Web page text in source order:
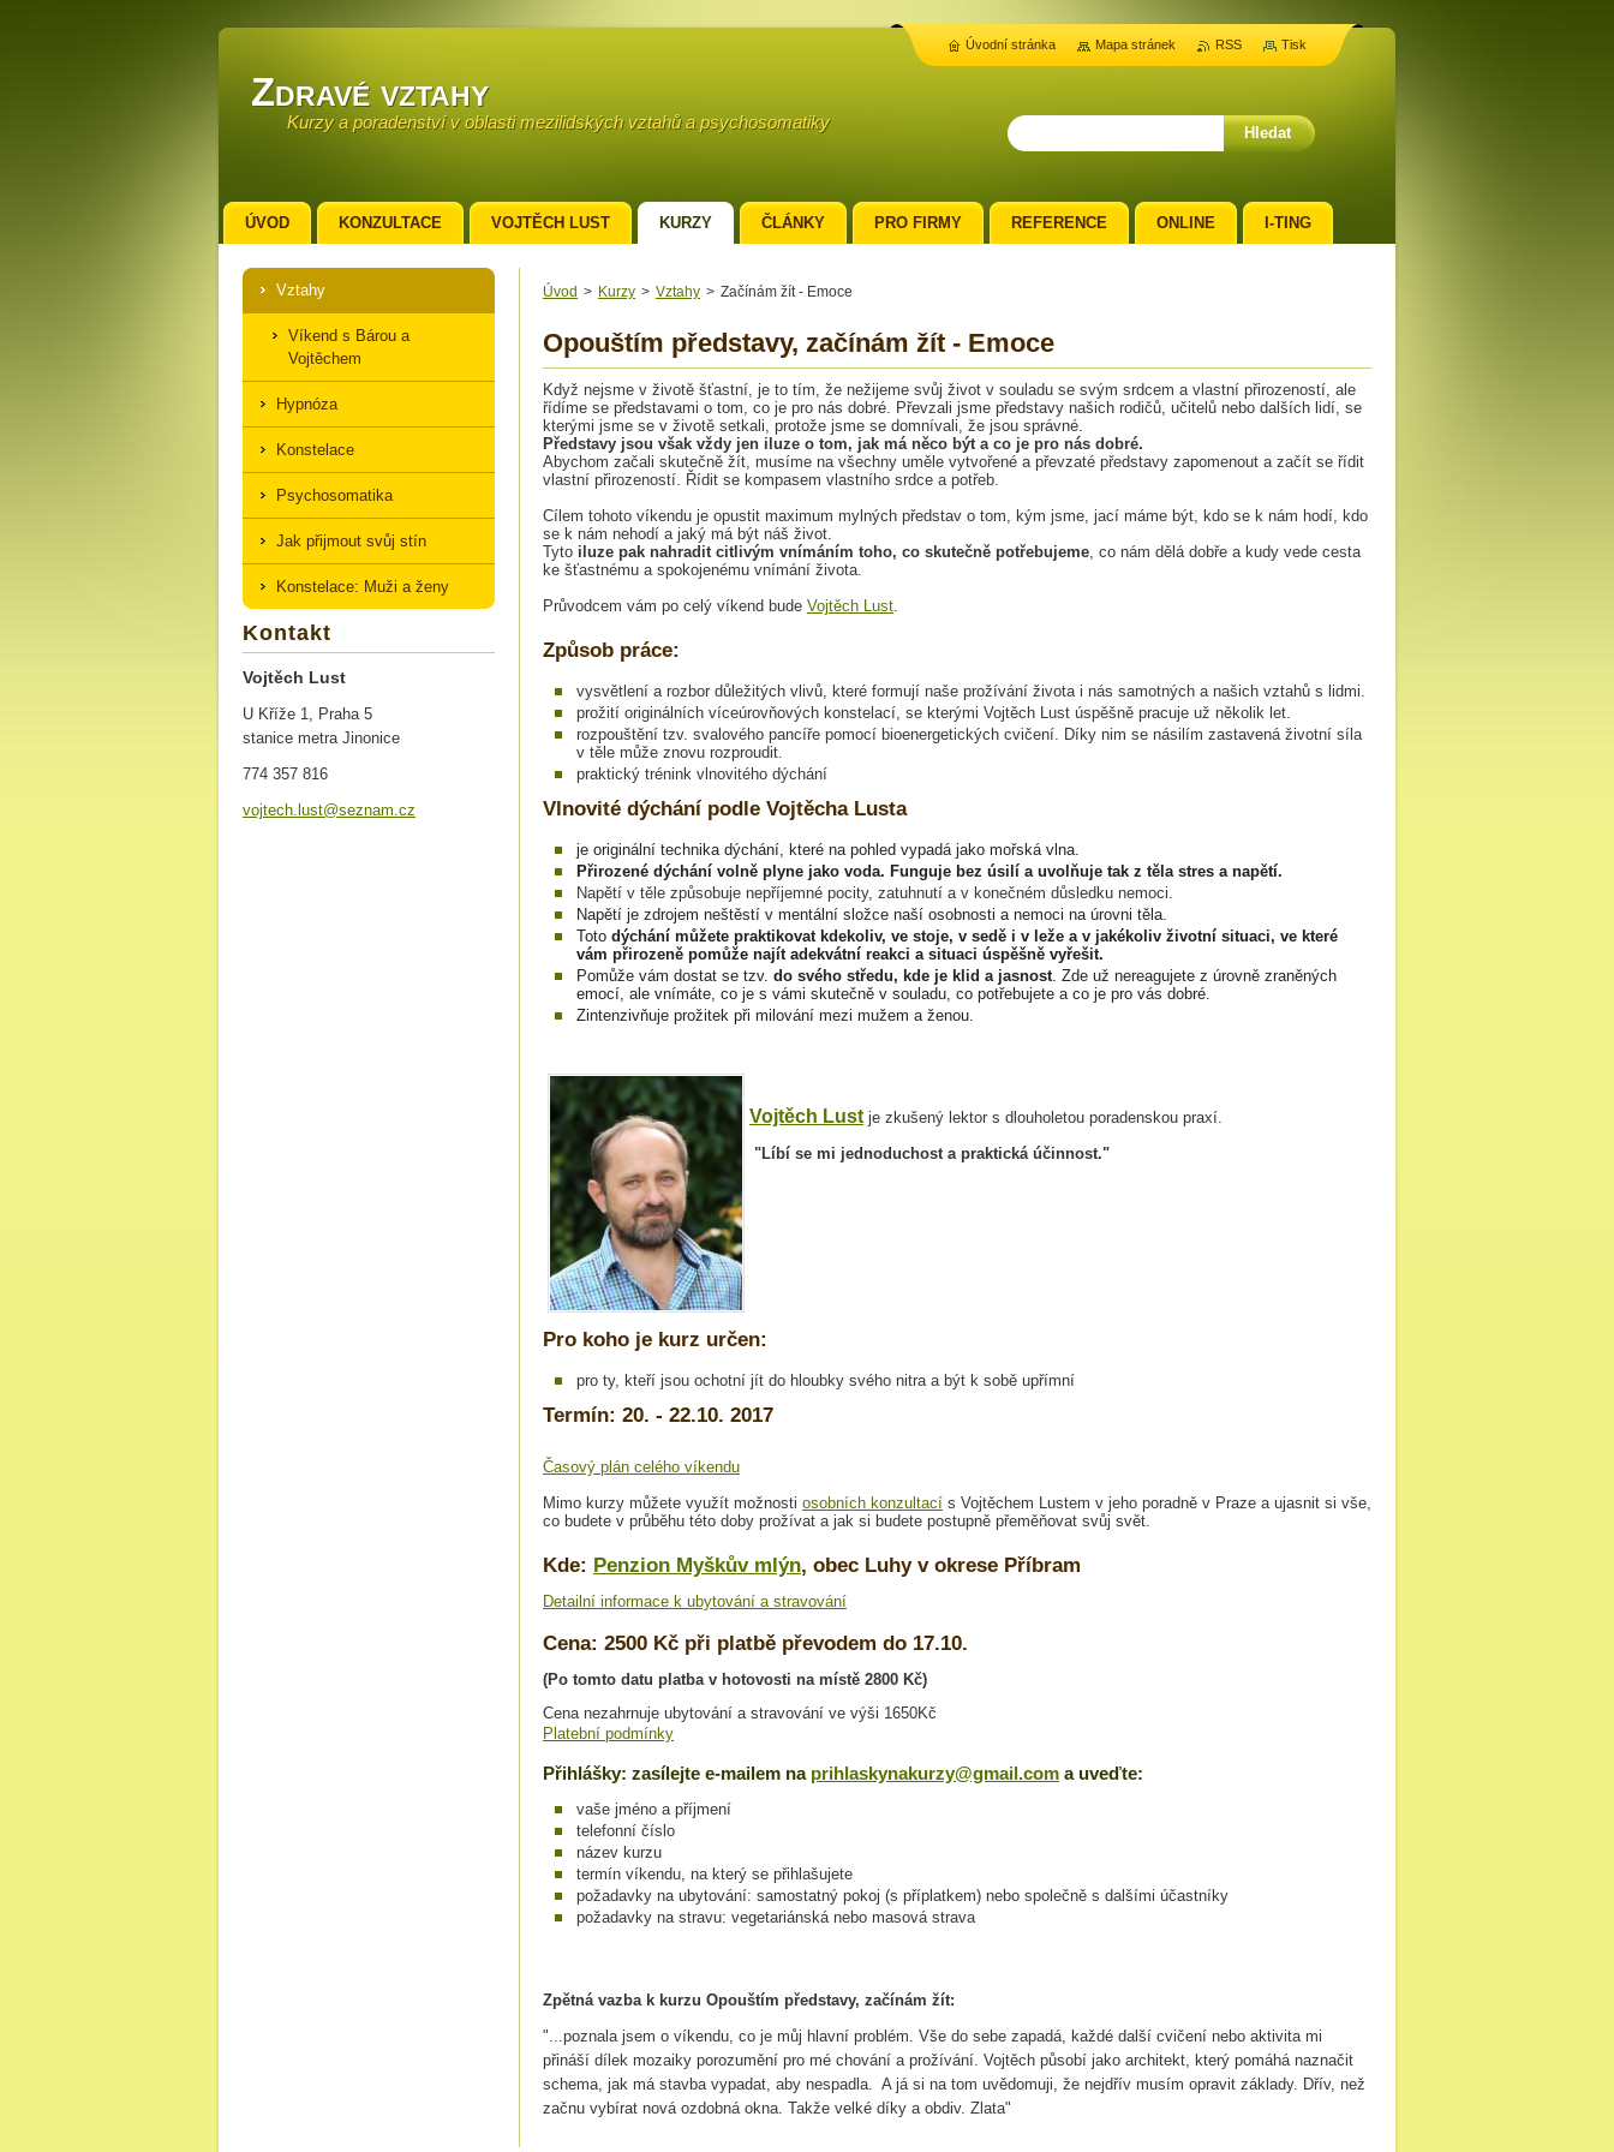
Zdravé vztahy
Kurzy a poradenství v oblasti mezilidských vztahů a psychosomatiky
Úvod > Kurzy > Vztahy > Začínám žít - Emoce
Opouštím představy, začínám žít - Emoce
Když nejsme v životě šťastní, je to tím, že nežijeme svůj život v souladu se svým srdcem a vlastní přirozeností, ale
řídíme se představami o tom, co je pro nás dobré. Převzali jsme představy našich rodičů, učitelů nebo dalších lidí, se
kterými jsme se v životě setkali, protože jsme se domnívali, že jsou správné.
Představy jsou však vždy jen iluze o tom, jak má něco být a co je pro nás dobré.
Abychom začali skutečně žít, musíme na všechny uměle vytvořené a převzaté představy zapomenout a začít se řídit
vlastní přirozeností. Řídit se kompasem vlastního srdce a potřeb.
Cílem tohoto víkendu je opustit maximum mylných představ o tom, kým jsme, jací máme být, kdo se k nám hodí, kdo
se k nám nehodí a jaký má být náš život.
Tyto iluze pak nahradit citlivým vnímáním toho, co skutečně potřebujeme, co nám dělá dobře a kudy vede cesta
ke šťastnému a spokojenému vnímání života.
Průvodcem vám po celý víkend bude Vojtěch Lust.
Způsob práce:
vysvětlení a rozbor důležitých vlivů, které formují naše prožívání života i nás samotných a našich vztahů s lidmi.
prožití originálních víceúrovňových konstelací, se kterými Vojtěch Lust úspěšně pracuje už několik let.
rozpouštění tzv. svalového pancíře pomocí bioenergetických cvičení. Díky nim se násilím zastavená životní síla
v těle může znovu rozproudit.
praktický trénink vlnovitého dýchání
Vlnovité dýchání podle Vojtěcha Lusta
je originální technika dýchání, které na pohled vypadá jako mořská vlna.
Přirozené dýchání volně plyne jako voda. Funguje bez úsilí a uvolňuje tak z těla stres a napětí.
Napětí v těle způsobuje nepříjemné pocity, zatuhnutí a v konečném důsledku nemoci.
Napětí je zdrojem neštěstí v mentální složce naší osobnosti a nemoci na úrovni těla.
Toto dýchání můžete praktikovat kdekoliv, ve stoje, v sedě i v leže a v jakékoliv životní situaci, ve které
vám přirozeně pomůže najít adekvátní reakci a situaci úspěšně vyřešit.
Pomůže vám dostat se tzv. do svého středu, kde je klid a jasnost. Zde už nereagujete z úrovně zraněných
emocí, ale vnímáte, co je s vámi skutečně v souladu, co potřebujete a co je pro vás dobré.
Zintenzivňuje prožitek při milování mezi mužem a ženou.
Vojtěch Lustje zkušený lektor s dlouholetou poradenskou praxí.
"Líbí se mi jednoduchost a praktická účinnost."
Pro koho je kurz určen:
pro ty, kteří jsou ochotní jít do hloubky svého nitra a být k sobě upřímní
Termín: 20. - 22.10. 2017
Časový plán celého víkendu
Mimo kurzy můžete využít možnosti osobních konzultací s Vojtěchem Lustem v jeho poradně v Praze a ujasnit si vše,
co budete v průběhu této doby prožívat a jak si budete postupně přeměňovat svůj svět.
Kde: Penzion Myškův mlýn, obec Luhy v okrese Příbram
Detailní informace k ubytování a stravování
Cena: 2500 Kč při platbě převodem do 17.10.
(Po tomto datu platba v hotovosti na místě 2800 Kč)
Cena nezahrnuje ubytování a stravování ve výši 1650Kč
Platební podmínky
Přihlášky: zasílejte e-mailem na prihlaskynakurzy@gmail.com a uveďte:
vaše jméno a příjmení
telefonní číslo
název kurzu
termín víkendu, na který se přihlašujete
požadavky na ubytování: samostatný pokoj (s příplatkem) nebo společně s dalšími účastníky
požadavky na stravu: vegetariánská nebo masová strava
Zpětná vazba k kurzu Opouštím představy, začínám žít:
"...poznala jsem o víkendu, co je můj hlavní problém. Vše do sebe zapadá, každé další cvičení nebo aktivita mi
přináší dílek mozaiky porozumění pro mé chování a prožívání. Vojtěch působí jako architekt, který pomáhá naznačit
schema, jak má stavba vypadat, aby nespadla. A já si na tom uvědomuji, že nejdřív musím opravit základy. Dřív, než
začnu vybírat nová ozdobná okna. Takže velké díky a obdiv. Zlata"
Vztahy
Víkend s Bárou a
Vojtěchem
Hypnóza
Konstelace
Psychosomatika
Jak přijmout svůj stín
Konstelace: Muži a ženy
Kontakt
Vojtěch Lust
U Kříže 1, Praha 5
stanice metra Jinonice
774 357 816
vojtech. lust@seznam.cz
ÚVOD KONZULTACE VOJTĚCH LUST KURZY ČLÁNKY PRO FIRMY REFERENCE ONLINE I-TING
KONTAKT
Úvodní stránka Mapa stránek RSS Tisk